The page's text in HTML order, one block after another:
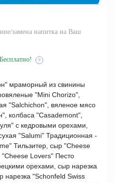
замена напитка на Ваш
Бесплатно! ?
мраморный из свинины
"Mini Chorizo",
"Salchichon", вяленое мясо
колбаса "Casademont",
с кедровыми орехами,
"Salumi" Традиционная -
Тильзитер, сыр "Cheese
Lovers" Песто
орехами, cыр нарезка
нарезка "Schonfeld Swiss